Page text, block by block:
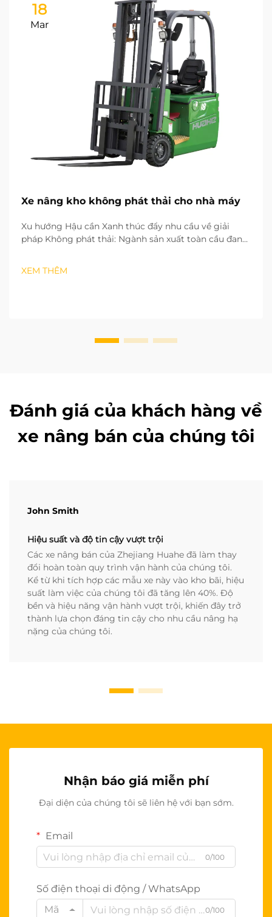
18
Mar
Xe nâng kho không phát thải cho nhà máy
Xu hướng Hậu cần Xanh thúc đẩy nhu cầu về giải
pháp Không phát thải: Ngành sản xuất toàn cầu đang
và ít carbon. Các quy trình hậu cần còn lại trong nhà
máy đóng vai trò then chốt trong việc đạt được mục
XEM THÊM
Đánh giá của khách hàng về
xe nâng bán của chúng tôi
John Smith
Hiệu suất và độ tin cậy vượt trội
Các xe nâng bán của Zhejiang Huahe đã làm thay
đổi hoàn toàn quy trình vận hành của chúng tôi.
Kể từ khi tích hợp các mẫu xe này vào kho bãi, hiệu
suất làm việc của chúng tôi đã tăng lên 40%. Độ
bền và hiệu năng vận hành vượt trội, khiến đây trở
thành lựa chọn đáng tin cậy cho nhu cầu nâng hạ
nặng của chúng tôi.
Nhận báo giá miễn phí
Đại diện của chúng tôi sẽ liên hệ với bạn sớm.
Email
0/100
Số điện thoại di động / WhatsApp
Mã
0/100